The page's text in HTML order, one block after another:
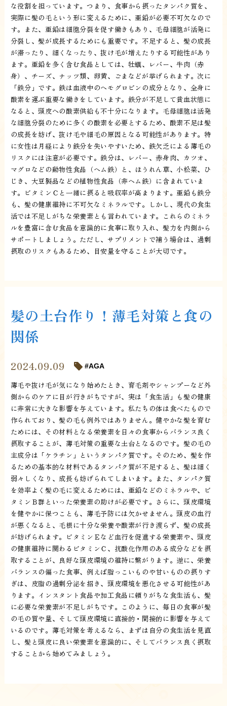
な役割を担っています。つまり、食事から摂ったタンパク質を、
実際に髪の毛という形に変えるために、亜鉛が必要不可欠なので
す。また、亜鉛は細胞分裂を促す働きもあり、毛母細胞が活発に
分裂し、髪が成長するためにも重要です。不足すると、髪の成長
が滞ったり、細くなったり、抜け毛が増えたりする可能性があり
ます。亜鉛を多く含む食品としては、牡蠣、レバー、牛肉（赤
身）、チーズ、ナッツ類、卵黄、ごまなどが挙げられます。次に
「鉄分」です。鉄は血液中のヘモグロビンの成分となり、全身に
酸素を運ぶ重要な働きをしています。鉄分が不足して貧血状態に
なると、頭皮への酸素供給も不十分になります。毛母細胞は活発
な細胞分裂のために多くの酸素を必要とするため、酸素不足は髪
の成長を妨げ、抜け毛や細毛の原因となる可能性があります。特
に女性は月経により鉄分を失いやすいため、鉄欠乏による薄毛の
リスクには注意が必要です。鉄分は、レバー、赤身肉、カツオ、
マグロなどの動物性食品（ヘム鉄）と、ほうれん草、小松菜、ひ
じき、大豆製品などの植物性食品（非ヘム鉄）に含まれていま
す。ビタミンＣと一緒に摂ると吸収率が高まります。亜鉛も鉄分
も、髪の健康維持に不可欠なミネラルです。しかし、現代の食生
活では不足しがちな栄養素とも言われています。これらのミネラ
ルを豊富に含む食品を意識的に食事に取り入れ、髪力を内側から
サポートしましょう。ただし、サプリメントで補う場合は、過剰
摂取のリスクもあるため、目安量を守ることが大切です。
髪の土台作り！薄毛対策と食の
関係
2024.09.09 AGA
薄毛や抜け毛が気になり始めたとき、育毛剤やシャンプーなど外
側からのケアに目が行きがちですが、実は「食生活」も髪の健康
に非常に大きな影響を与えています。私たちの体は食べたもので
作られており、髪の毛も例外ではありません。健やかな髪を育む
ためには、その材料となる栄養素を日々の食事からバランス良く
摂取することが、薄毛対策の重要な土台となるのです。髪の毛の
主成分は「ケラチン」というタンパク質です。そのため、髪を作
るための基本的な材料であるタンパク質が不足すると、髪は細く
弱々しくなり、成長も妨げられてしまいます。また、タンパク質
を効率よく髪の毛に変えるためには、亜鉛などのミネラルや、ビ
タミンＢ群といった栄養素の助けが必要です。さらに、頭皮環境
を健やかに保つことも、薄毛予防には欠かせません。頭皮の血行
が悪くなると、毛根に十分な栄養や酸素が行き渡らず、髪の成長
が妨げられます。ビタミンＥなど血行を促進する栄養素や、頭皮
の健康維持に関わるビタミンＣ、抗酸化作用のある成分などを摂
取することが、良好な頭皮環境の維持に繋がります。逆に、栄養
バランスの偏った食事、例えば脂っこいものや甘いものの摂りす
ぎは、皮脂の過剰分泌を招き、頭皮環境を悪化させる可能性があ
ります。インスタント食品や加工食品に頼りがちな食生活も、髪
に必要な栄養素が不足しがちです。このように、毎日の食事が髪
の毛の質や量、そして頭皮環境に直接的・間接的に影響を与えて
いるのです。薄毛対策を考えるなら、まずは自分の食生活を見直
し、髪と頭皮に良い栄養素を意識的に、そしてバランス良く摂取
することから始めてみましょう。